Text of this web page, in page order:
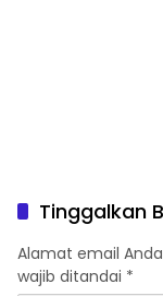
Tinggalkan
Alamat email
wajib ditandai *